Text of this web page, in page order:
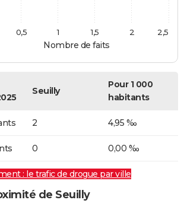
Nombre de faits
0,5 1 1,5 2 2,5
Seuilly
Pour 1 000
habitants
2 4,95 ‰
0 0,00 ‰
: le trafic de drogue par ville
de Seuilly